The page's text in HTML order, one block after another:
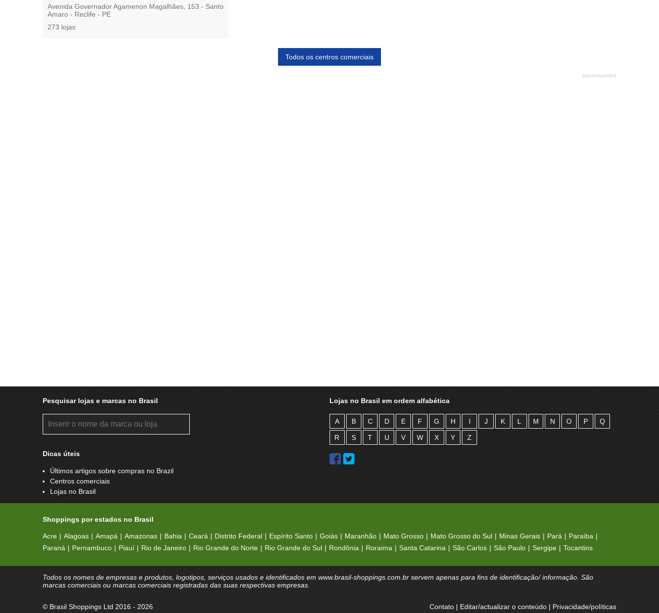
Avenida Governador Agamenon Magalhães, 153 - Santo
Amaro - Reclife - PE
273 lojas
Todos os centros comerciais
Pesquisar lojas e marcas no Brasil
Dicas úteis
Últimos artigos sobre compras no Brazil
Centros comerciais
Lojas no Brasil
Lojas no Brasil em ordem alfabética
A B C D E F G H I J K L M N O P Q
R S T U V W X Y Z
Shoppings por estados no Brasil
Acre Alagoas Amapá Amazonas Bahia Ceará Distrito Federal Espírito Santo Goiás Maranhão Mato Grosso Mato Grosso do Sul Minas Gerais Pará
Paraíba
Paraná
Pernambuco Piauí Rio de Janeiro Rio Grande do Norte Rio Grande do Sul Rondônia Roraima Santa Catarina São Carlos São Paulo Sergipe Tocantins
Todos os nomes de empresas e produtos, logotipos, serviços usados e identificados em www.brasil-shoppings.com.br servem apenas para fins de identificação/ informação. São
marcas comerciais ou marcas comerciais registradas das suas respectivas empresas.
© Brasil Shoppings Ltd 2016 - 2026 Contato | Editar/actualizar o conteúdo | Privacidade/políticas